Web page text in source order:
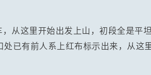
从这里开始出发上山，初段全是平
已有前人系上红布标示出来，从这